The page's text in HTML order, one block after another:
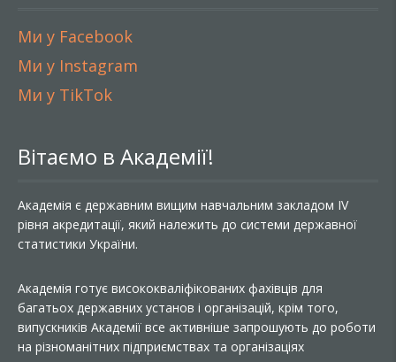
Ми у Facebook
Ми у Instagram
Ми у TikTok
Вітаємо в Академії!
Академія є державним вищим навчальним закладом IV
рівня акредитації, який належить до системи державної
статистики України.
Академія готує висококваліфікованих фахівців для
багатьох державних установ і організацій, крім того,
випускників Академії все активніше запрошують до роботи
на різноманітних підприємствах та організаціях